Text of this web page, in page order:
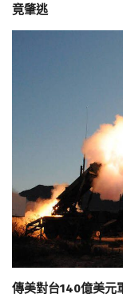
竟肇逃
傳美對台140億美元